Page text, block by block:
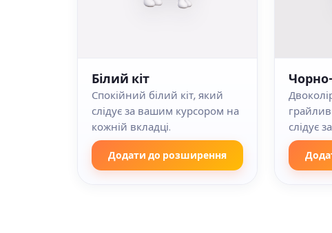
Білий кіт
Спокійний білий кіт, який
слідує за вашим курсором на
кожній вкладці.
Додати до розширення
слідує